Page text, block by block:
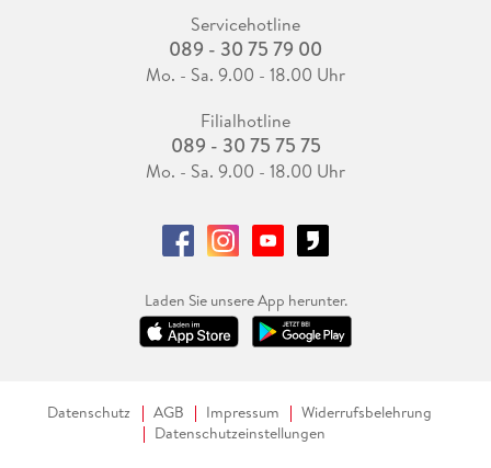
Servicehotline
089 - 30 75 79 00
Mo. - Sa. 9.00 - 18.00 Uhr
Filialhotline
089 - 30 75 75 75
Mo. - Sa. 9.00 - 18.00 Uhr
Laden Sie unsere App herunter.
Datenschutz AGB Impressum
Widerrufsbelehrung
Datenschutzeinstellungen